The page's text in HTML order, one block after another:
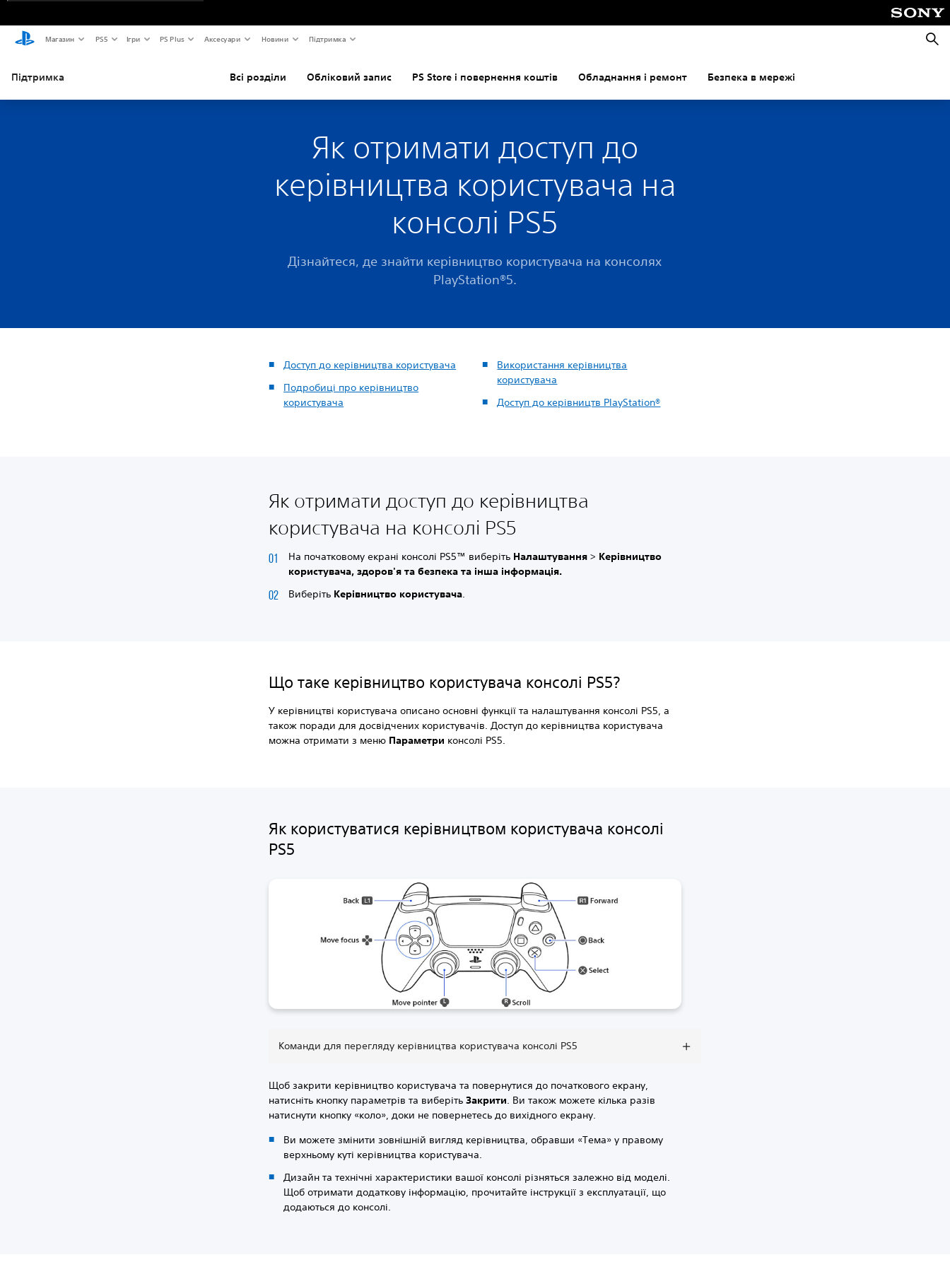
Магазин PS5 Ігри PS Plus Аксесуари Новини Підтримка
Підтримка Всі розділи Обліковий запис PS Store і повернення коштів Обладнання і ремонт Безпека в мережі
Як отримати доступ до
керівництва користувача на
консолі PS5
Дізнайтеся, де знайти керівництво користувача на консолях
PlayStation®5.
Доступ до керівництва користувача
Подробиці про керівництво
користувача
Використання керівництва
користувача
Доступ до керівництв PlayStation®
Як отримати доступ до керівництва
користувача на консолі PS5
На початковому екрані консолі PS5™ виберіть Налаштування > Керівництво
користувача, здоров'я та безпека та інша інформація.
Виберіть Керівництво користувача
Що таке керівництво користувача консолі PS5?
У керівництві користувача описано основні функції та налаштування консолі PS5, а
також поради для досвідчених користувачів. Доступ до керівництва користувача
можна отримати з меню Параметри консолі PS5.
Як користуватися керівництвом користувача консолі
PS5
Команди для перегляду керівництва користувача консолі PS5
Щоб закрити керівництво користувача та повернутися до початкового екрану,
натисніть кнопку параметрів та виберітьЗакрити. Ви також можете кілька разів
натиснути кнопку «коло», доки не повернетесь до вихідного екрану.
Ви можете змінити зовнішній вигляд керівництва, обравши «Тема» у правому
верхньому куті керівництва користувача.
Дизайн та технічні характеристики вашої консолі різняться залежно від моделі.
Щоб отримати додаткову інформацію, прочитайте інструкції з експлуатації, що
додаються до консолі.